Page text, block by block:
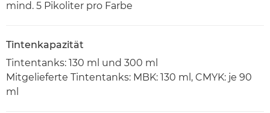
mind. 5 Pikoliter pro Farbe
Tintenkapazität
Tintentanks: 130 ml und 300 ml
Mitgelieferte Tintentanks: MBK: 130 ml, CMYK: je 90
ml